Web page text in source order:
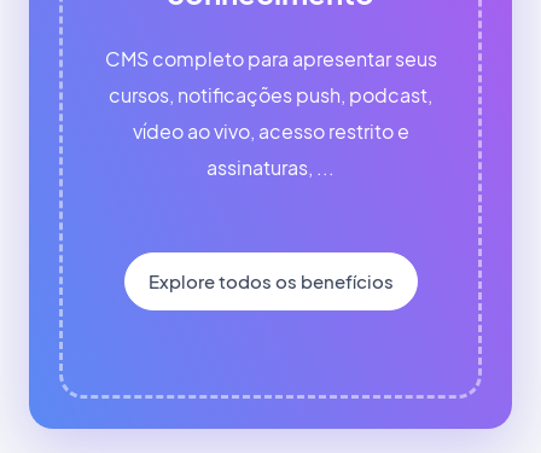
CMS completo para apresentar seus
cursos, notificações push, podcast,
vídeo ao vivo, acesso restrito e
assinaturas, ...
Explore todos os benefícios